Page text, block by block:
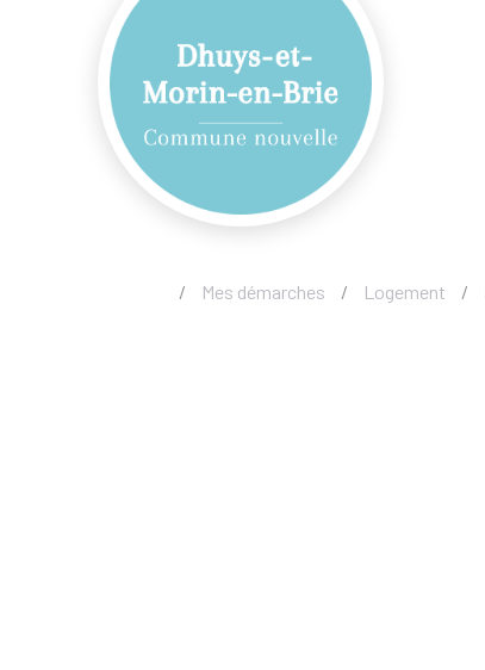
/ Mes démarches / Logement /